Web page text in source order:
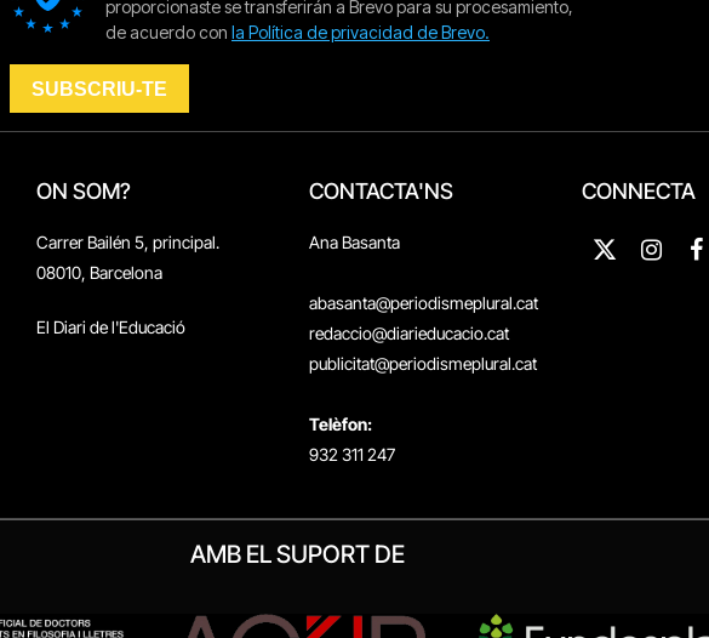
ON SOM?
Carrer Bailén 5, principal.
08010, Barcelona
El Diari de l'Educació
CONTACTA'NS
Ana Basanta
abasanta@periodismeplural.cat
redaccio@diarieducacio.cat
publicitat@periodismeplural.cat
Telèfon:
932 311 247
CONNECTA
X
AMB EL SUPORT DE